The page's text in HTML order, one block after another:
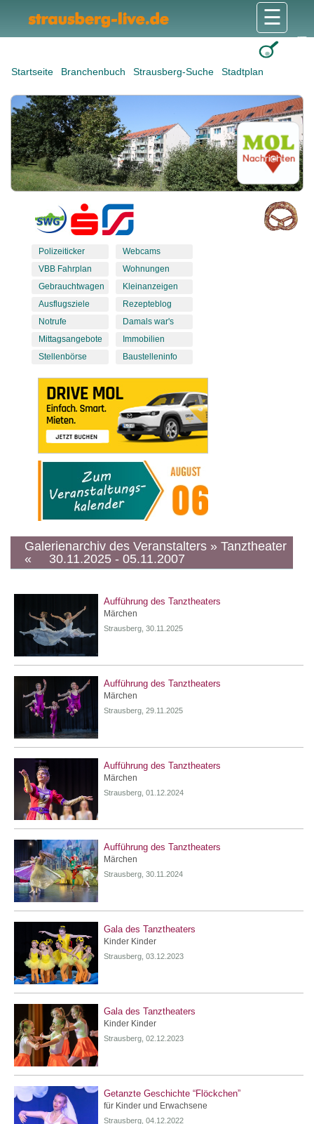
Startseite Branchenbuch Strausberg-Suche Stadtplan
☰
Polizeiticker
VBB Fahrplan
Gebrauchtwagen
Ausflugsziele
Notrufe
Mittagsangebote
Stellenbörse
Webcams
Wohnungen
Kleinanzeigen
Rezepteblog
Damals war's
Immobilien
Baustelleninfo
Galerienarchiv des Veranstalters » Tanztheater
« 30.11.2025 - 05.11.2007
Aufführung des Tanztheaters
Märchen
Strausberg, 30.11.2025
Aufführung des Tanztheaters
Märchen
Strausberg, 29.11.2025
Aufführung des Tanztheaters
Märchen
Strausberg, 01.12.2024
Aufführung des Tanztheaters
Märchen
Strausberg, 30.11.2024
Gala des Tanztheaters
Kinder Kinder
Strausberg, 03.12.2023
Gala des Tanztheaters
Kinder Kinder
Strausberg, 02.12.2023
Getanzte Geschichte “Flöckchen”
für Kinder und Erwachsene
Strausberg, 04.12.2022